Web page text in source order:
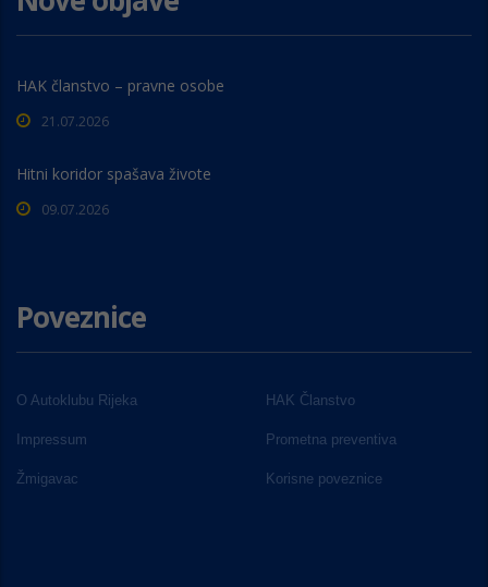
HAK članstvo – pravne osobe
21.07.2026
Hitni koridor spašava živote
09.07.2026
Poveznice
O Autoklubu Rijeka HAK Članstvo
Impressum Prometna preventiva
Žmigavac Korisne poveznice